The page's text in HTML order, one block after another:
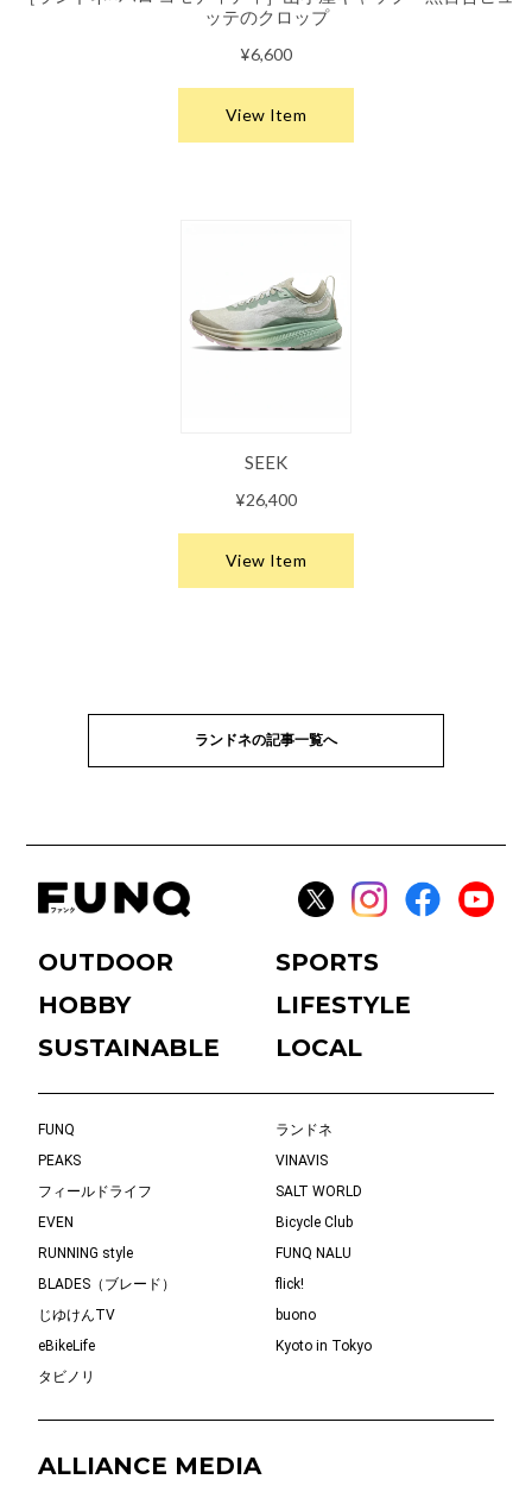
ランドネの記事一覧へ
OUTDOOR
SPORTS
HOBBY
LIFESTYLE
SUSTAINABLE
LOCAL
FUNQ
ランドネ
PEAKS
VINAVIS
フィールドライフ
SALT WORLD
EVEN
Bicycle Club
RUNNING style
FUNQ NALU
BLADES（ブレード）
flick!
じゆけんTV
buono
eBikeLife
Kyoto in Tokyo
タビノリ
ALLIANCE MEDIA